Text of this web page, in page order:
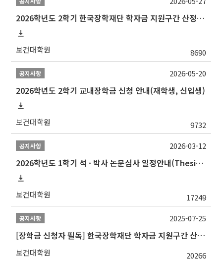
2026학년도 2학기 한국장학재단 학자금 지원구간 산정 신청 안내
보건대학원 8690
공지사항
2026학년도 2학기 교내장학금 신청 안내(재학생, 신입생)
보건대학원 9732
2026-05-20
공지사항
2026학년도 1학기 석 · 박사 논문심사 일정안내(Thesis Defense Schedules)
보건대학원 17249
2026-03-12
공지사항
[장학금 신청자 필독] 한국장학재단 학자금 지원구간 산정 권고
보건대학원 20266
2025-07-25